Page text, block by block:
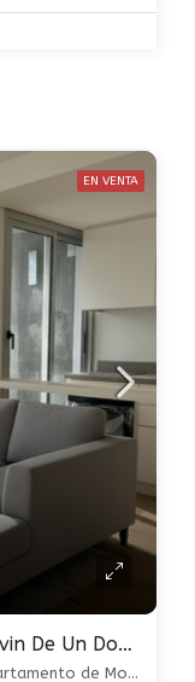
EN VENTA
Apartamento En Venta En Malvin De Un Dormitorio CON RENTA
Avenida Italia 4240, Montevideo Departamento de Montevideo, Uruguay, , Malvin